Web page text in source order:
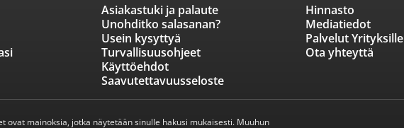
Asiakastuki ja palaute
Unohditko salasanan?
Usein kysyttyä
Turvallisuusohjeet
Käyttöehdot
Saavutettavuusseloste
Hinnasto
Mediatiedot
Palvelut Yrityksille
Ota yhteyttä
ovat mainoksia, jotka näytetään sinulle hakusi mukaisesti. Muuhun